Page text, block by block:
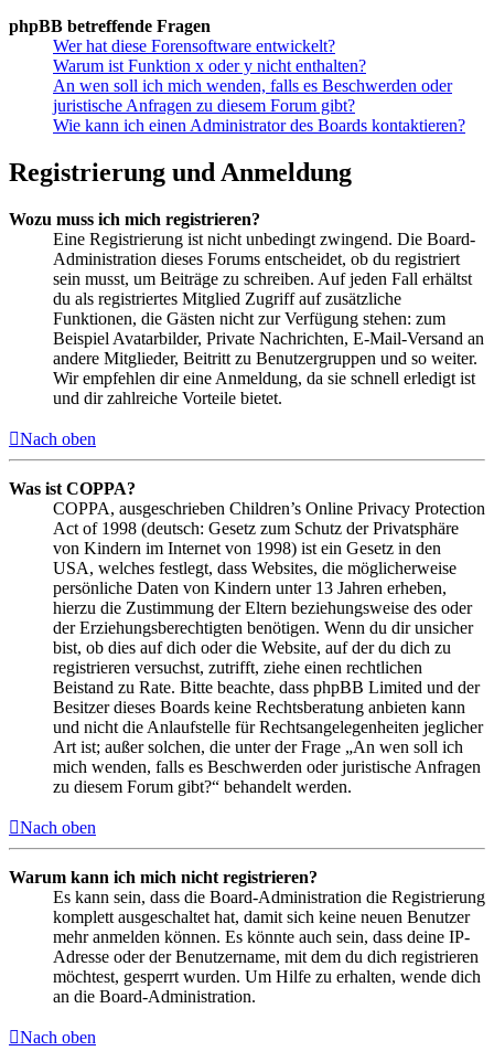
phpBB betreffende Fragen
Wer hat diese Forensoftware entwickelt?
Warum ist Funktion x oder y nicht enthalten?
An wen soll ich mich wenden, falls es Beschwerden oder
juristische Anfragen zu diesem Forum gibt?
Wie kann ich einen Administrator des Boards kontaktieren?
Registrierung und Anmeldung
Wozu muss ich mich registrieren?
Eine Registrierung ist nicht unbedingt zwingend. Die Board-
Administration dieses Forums entscheidet, ob du registriert
sein musst, um Beiträge zu schreiben. Auf jeden Fall erhältst
du als registriertes Mitglied Zugriff auf zusätzliche
Funktionen, die Gästen nicht zur Verfügung stehen: zum
Beispiel Avatarbilder, Private Nachrichten, E-Mail-Versand an
andere Mitglieder, Beitritt zu Benutzergruppen und so weiter.
Wir empfehlen dir eine Anmeldung, da sie schnell erledigt ist
und dir zahlreiche Vorteile bietet.
Nach oben
Was ist COPPA?
COPPA, ausgeschrieben Children’s Online Privacy Protection
Act of 1998 (deutsch: Gesetz zum Schutz der Privatsphäre
von Kindern im Internet von 1998) ist ein Gesetz in den
USA, welches festlegt, dass Websites, die möglicherweise
persönliche Daten von Kindern unter 13 Jahren erheben,
hierzu die Zustimmung der Eltern beziehungsweise des oder
der Erziehungsberechtigten benötigen. Wenn du dir unsicher
bist, ob dies auf dich oder die Website, auf der du dich zu
registrieren versuchst, zutrifft, ziehe einen rechtlichen
Beistand zu Rate. Bitte beachte, dass phpBB Limited und der
Besitzer dieses Boards keine Rechtsberatung anbieten kann
und nicht die Anlaufstelle für Rechtsangelegenheiten jeglicher
Art ist; außer solchen, die unter der Frage „An wen soll ich
mich wenden, falls es Beschwerden oder juristische Anfragen
zu diesem Forum gibt?“ behandelt werden.
Nach oben
Warum kann ich mich nicht registrieren?
Es kann sein, dass die Board-Administration die Registrierung
komplett ausgeschaltet hat, damit sich keine neuen Benutzer
mehr anmelden können. Es könnte auch sein, dass deine IP-
Adresse oder der Benutzername, mit dem du dich registrieren
möchtest, gesperrt wurden. Um Hilfe zu erhalten, wende dich
an die Board-Administration.
Nach oben